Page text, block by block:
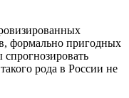
формально пригодных
рода в России не